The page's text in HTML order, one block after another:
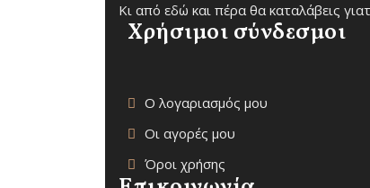
Κι από εδώ και πέρα θα καταλάβεις
Χρήσιμοι σύνδεσμοι
Ο λογαριασμός μου
Οι αγορές μου
Όροι χρήσης